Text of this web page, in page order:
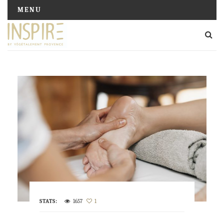
MENU
STATS: 1657 1